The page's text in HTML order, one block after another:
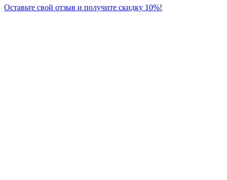
Оставьте свой отзыв и получите скидку 10%!